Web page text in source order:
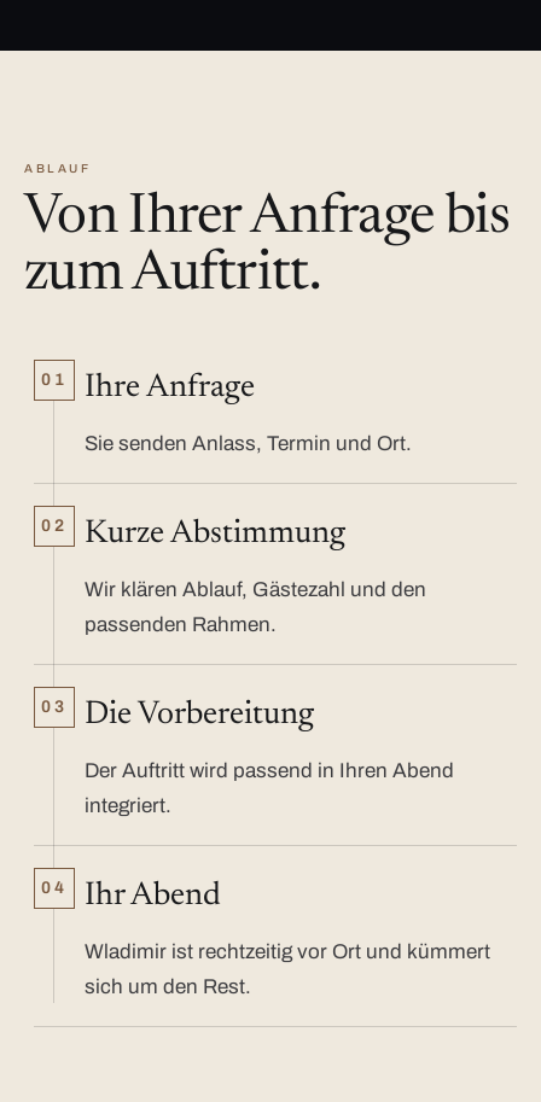
ABLAUF
Von Ihrer Anfrage bis
zum Auftritt.
01 Ihre Anfrage
Sie senden Anlass, Termin und Ort.
02 Kurze Abstimmung
Wir klären Ablauf, Gästezahl und den
passenden Rahmen.
03 Die Vorbereitung
Der Auftritt wird passend in Ihren Abend
integriert.
04 Ihr Abend
Wladimir ist rechtzeitig vor Ort und kümmert
sich um den Rest.